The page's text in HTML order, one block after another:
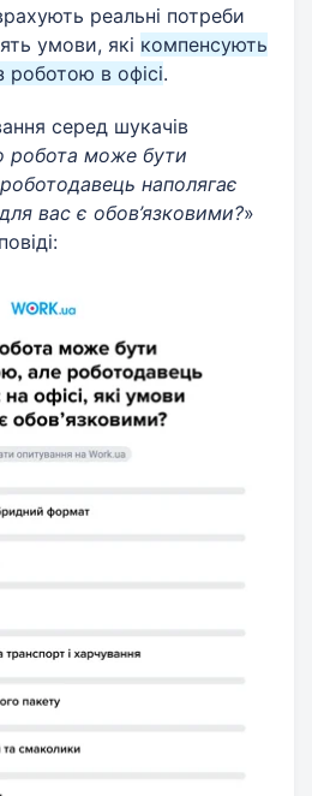
реальні потреби
умови, які компенсують
роботою в офісі.
серед шукачів
робота може бути
наполягає
вас є обов’язковими?»